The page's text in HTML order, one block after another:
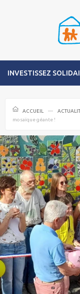
INVESTISSEZ
ACCUEIL
mosaïque géante !